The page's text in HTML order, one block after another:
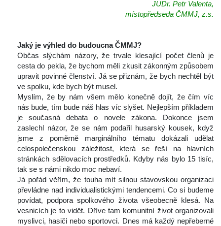
JUDr. Petr Valenta,
místopředseda ČMMJ, z.s.
Jaký je výhled do budoucna ČMMJ?
Občas slýchám názory, že trvale klesající počet členů je
cesta do pekla, že bychom měli zkusit zákonným způsobem
upravit povinné členství. Já se přiznám, že bych nechtěl být
ve spolku, kde bych být musel.
Myslím, že by nám všem mělo konečně dojít, že čím víc
nás bude, tím bude náš hlas víc slyšet. Nejlepším příkladem
je současná debata o novele zákona. Dokonce jsem
zaslechl názor, že se nám podařil husarský kousek, když
jsme z poměrně marginálního tématu dokázali udělat
celospolečenskou záležitost, která se řeší na hlavních
tránkách sdělovacích prostředků. Kdyby nás bylo 15 tisíc,
tak se s námi nikdo moc nebaví.
Já pořád věřím, že touha mít silnou stavovskou organizaci
převládne nad individualistickými tendencemi. Co si budeme
povídat, podpora spolkového života všeobecně klesá. Na
vesnicích je to vidět. Dříve tam komunitní život organizovali
myslivci, hasiči nebo sportovci. Dnes má každý nepřeberné